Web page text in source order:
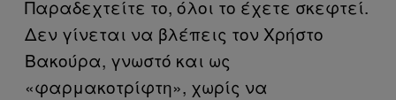
Παραδεχτείτε το, όλοι το έχετε σκεφτεί.
Δεν γίνεται να βλέπεις τον Χρήστο
Βακούρα, γνωστό και ως
«φαρμακοτρίφτη», χωρίς να